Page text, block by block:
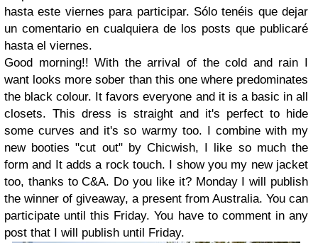
hasta este viernes para participar. Sólo tenéis que dejar
un comentario en cualquiera de los posts que publicaré
hasta el viernes.
Good morning!! With the arrival of the cold and rain I
want looks more sober than this one where predominates
the black colour. It favors everyone and it is a basic in all
closets. This dress is straight and it's perfect to hide
some curves and it's so warmy too. I combine with my
new booties "cut out" by Chicwish, I like so much the
form and It adds a rock touch. I show you my new jacket
too, thanks to C&A. Do you like it? Monday I will publish
the winner of giveaway, a present from Australia. You can
participate until this Friday. You have to comment in any
post that I will publish until Friday.